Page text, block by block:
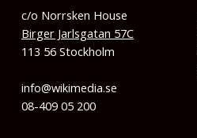
c/o Norrsken House
Birger Jarlsgatan 57C
113 56 Stockholm
info@wikimedia.se
08-409 05 200